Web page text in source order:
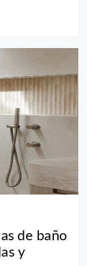
de baño
y